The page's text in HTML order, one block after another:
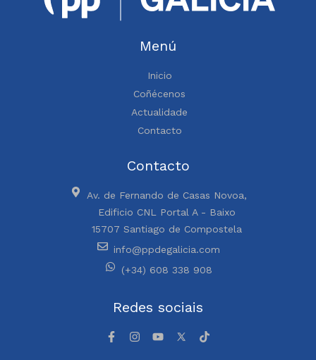
Menú
Inicio
Coñécenos
Actualidade
Contacto
Contacto
Av. de Fernando de Casas Novoa,
Edificio CNL Portal A - Baixo
15707 Santiago de Compostela
info@ppdegalicia.com
(+34) 608 338 908
Redes sociais